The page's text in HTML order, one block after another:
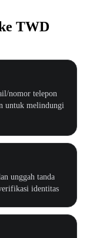
TWD
nomor telepon
untuk melindungi
unggah tanda
identitas